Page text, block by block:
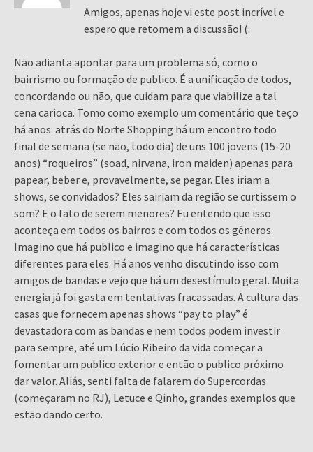
Amigos, apenas hoje vi este post incrível e
espero que retomem a discussão! (:
Não adianta apontar para um problema só, como o
bairrismo ou formação de publico. É a unificação de todos,
concordando ou não, que cuidam para que viabilize a tal
cena carioca. Tomo como exemplo um comentário que teço
há anos: atrás do Norte Shopping há um encontro todo
final de semana (se não, todo dia) de uns 100 jovens (15-20
anos) “roqueiros” (soad, nirvana, iron maiden) apenas para
papear, beber e, provavelmente, se pegar. Eles iriam a
shows, se convidados? Eles sairiam da região se curtissem o
som? E o fato de serem menores? Eu entendo que isso
aconteça em todos os bairros e com todos os gêneros.
Imagino que há publico e imagino que há características
diferentes para eles. Há anos venho discutindo isso com
amigos de bandas e vejo que há um desestímulo geral. Muita
energia já foi gasta em tentativas fracassadas. A cultura das
casas que fornecem apenas shows “pay to play” é
devastadora com as bandas e nem todos podem investir
para sempre, até um Lúcio Ribeiro da vida começar a
fomentar um publico exterior e então o publico próximo
dar valor. Aliás, senti falta de falarem do Supercordas
(começaram no RJ), Letuce e Qinho, grandes exemplos que
estão dando certo.